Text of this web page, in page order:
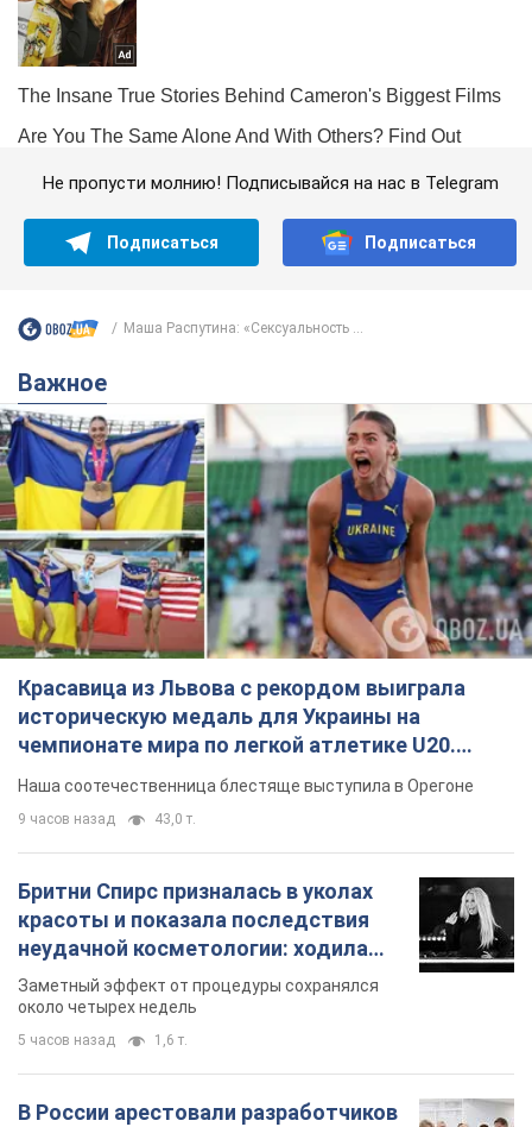
Не пропусти молнию! Подписывайся на нас в Telegram
Подписаться Подписаться
Маша Распутина: «Сексуальность ...
Важное
Красавица из Львова с рекордом выиграла
историческую медаль для Украины на
чемпионате мира по легкой атлетике U20.
Видео
Наша соотечественница блестяще выступила в Орегоне
9 часов назад 43,0 т.
Бритни Спирс призналась в уколах
красоты и показала последствия
неудачной косметологии: ходила
так почти месяц
Заметный эффект от процедуры сохранялся
около четырех недель
5 часов назад 1,6 т.
В России арестовали разработчиков